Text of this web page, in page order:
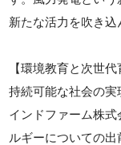
新たな活力を吹き込
【環境教育と次世代
持続可能な社会の
インドファーム株
ルギーについての